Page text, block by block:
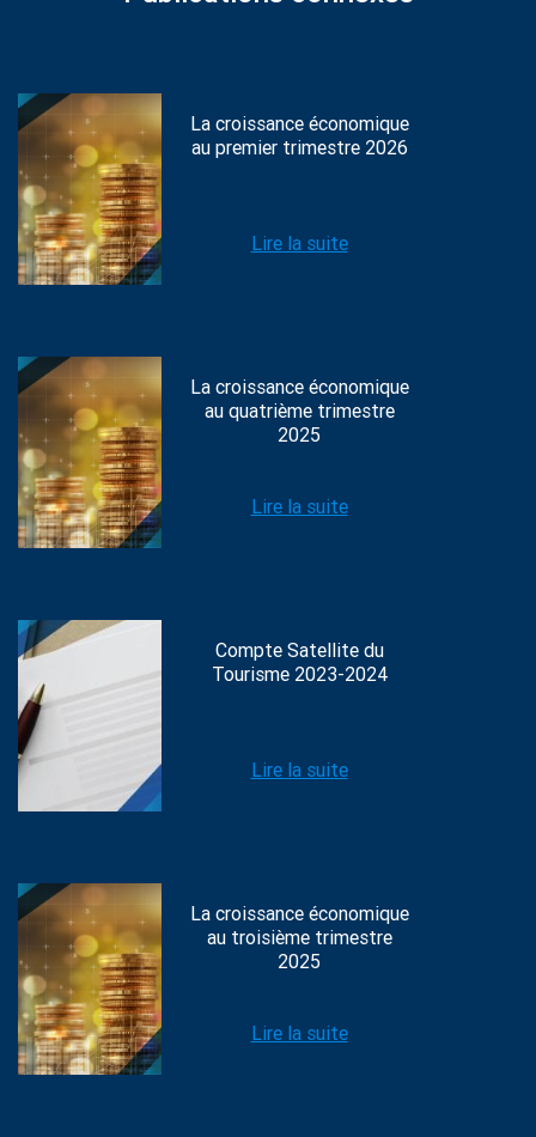
La croissance économique
au premier trimestre 2026
Lire la suite
La croissance économique
au quatrième trimestre
2025
Lire la suite
Compte Satellite du
Tourisme 2023-2024
Lire la suite
La croissance économique
au troisième trimestre
2025
Lire la suite